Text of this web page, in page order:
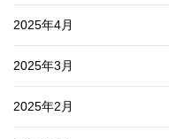
2025年4月
2025年3月
2025年2月